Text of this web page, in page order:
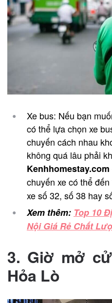
Xe bus: Nếu bạn
có thể lựa chọn xe
chuyến cách nhau
không quá lâu phải
Kenhhomestay.com
chuyến xe có thể đến
xe số 32, số 38 hay
Xem thêm: Top 10
Nội Giá Rẻ Chất
3. Giờ mở
Hỏa Lò